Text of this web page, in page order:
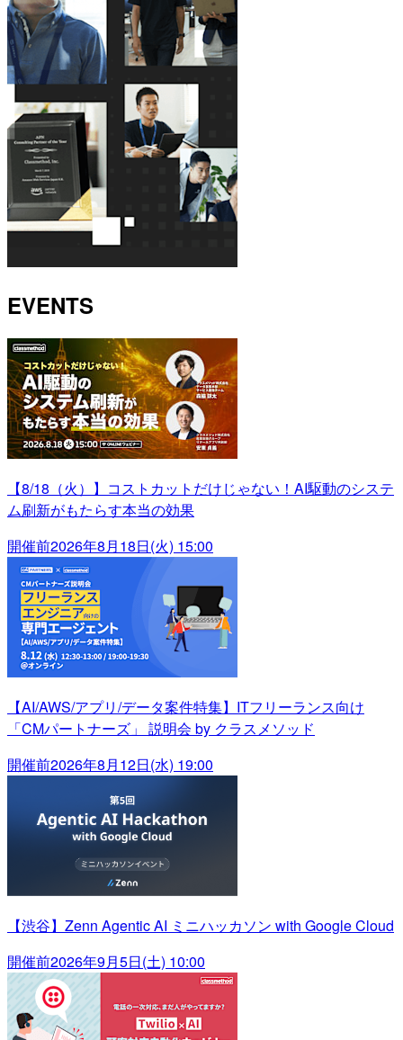
EVENTS
【8/18（火）】コストカットだけじゃない！AI駆動のシステ
ム刷新がもたらす本当の効果
開催前2026年8月18日(火) 15:00
【AI/AWS/アプリ/データ案件特集】ITフリーランス向け
「CMパートナーズ」 説明会 by クラスメソッド
開催前2026年8月12日(水) 19:00
【渋谷】Zenn Agentic AI ミニハッカソン with Google Cloud
開催前2026年9月5日(土) 10:00